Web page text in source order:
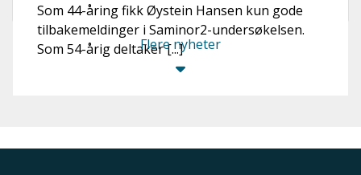
Som 44-åring fikk Øystein Hansen kun gode
tilbakemeldinger i Saminor2-undersøkelsen.
Som 54-årig deltaker [...]
Flere nyheter